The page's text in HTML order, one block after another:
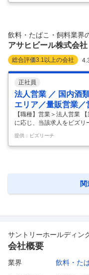
ム上場／KIRINグループ／
事業展開／充実した福利
向けて生産部門の採用を強
グ部門の技術職として、パ
規…
飲料・たばこ・飼料業界
アサヒビール株式会社
総合評価3.1 以上の会社
正社員
法人営業 ／ 国内酒
エリア／量販営業
スの総合酒類メーカ
【職種】営業＞法人営業
に応じ、当該求人をビズリ
あります ■職務内容 【業
としてご活躍いただきたい
終決定致しますが、具体的
ーなどの量販店本部バイ
い、売り場全体の売上利益
のサポート】 単に商品を
提供：ビズリーチ
サントリーホールディン
会社概要
業界 飲料・た